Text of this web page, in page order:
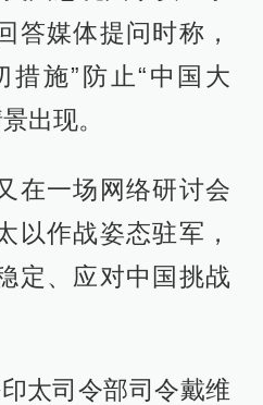
答媒体提问时称，
措施”防止“中国大
出现。
在一场网络研讨会
以作战姿态驻军，
定、应对中国挑战
太司令部司令戴维